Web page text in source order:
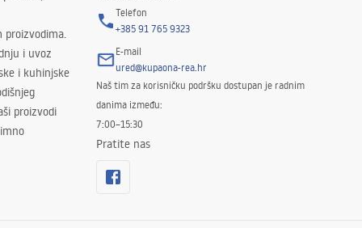
i uvoz
i kuhinjske
proizvodi
Telefon
+385 91 765 9323
E-mail
ured@kupaona-rea.hr
Naš tim za korisničku podršku dostupan je radnim
danima između:
7:00–15:30
Pratite nas